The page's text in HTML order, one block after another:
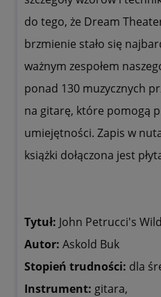
do tego, że Dream
brzmienie stało się
ważnym zespołem
ponad 130 muzycznych
na gitarę, które pomogą
umiejętności. Zapis w
książki dołączona jest
Tytuł: John Petrucci's
Autor: Askold Buk
Stopień trudności: dla
Instrument: gitara,